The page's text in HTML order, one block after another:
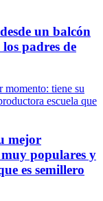
un balcón
padres de
mejor
populares y
es semillero